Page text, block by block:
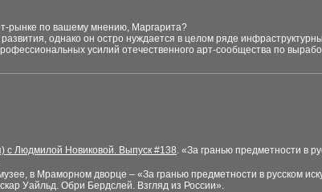
рынке по вашему мнению, Маргарита?
однако он остро нуждается в целом ряде
усилий отечественного арт-сообщества по
с Людмилой Новиковой. Выпуск #138. «За гранью предметности в
в Мраморном дворце – «За гранью предметности в русском
Уайльд. Обри Бердслей. Взгляд из России».